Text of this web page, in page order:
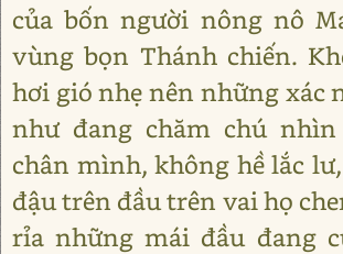
của bốn người nông nô
vùng bọn Thánh chiến.
hơi gió nhẹ nên những xác
như đang chăm chú
chân mình, không hề lắc
đậu trên đầu trên vai họ
rỉa những mái đầu đang